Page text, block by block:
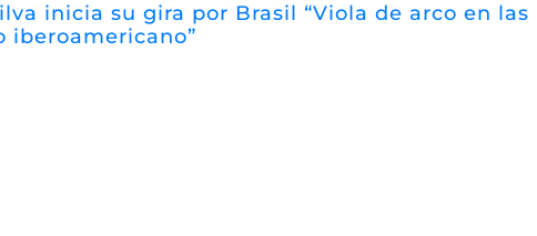
inicia su gira por Brasil “Viola de arco en